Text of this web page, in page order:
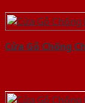
Cửa Gỗ Chống